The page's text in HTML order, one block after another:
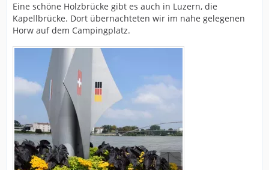
Eine schöne Holzbrücke gibt es auch in Luzern, die
Kapellbrücke. Dort übernachteten wir im nahe gelegenen
Horw auf dem Campingplatz.